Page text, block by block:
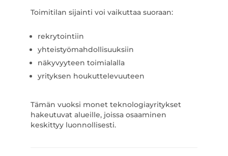
Toimitilan sijainti voi vaikuttaa suoraan:
rekrytointiin
yhteistyömahdollisuuksiin
näkyvyyteen toimialalla
yrityksen houkuttelevuuteen
Tämän vuoksi monet teknologiayritykset
hakeutuvat alueille, joissa osaaminen
keskittyy luonnollisesti.